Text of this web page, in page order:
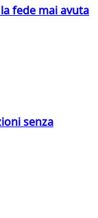
fede mai avuta
senza